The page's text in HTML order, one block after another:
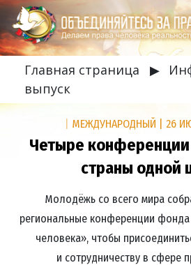
Главная страница ▶
выпуск
МЕЖДУНАРОДНЫЙ 26
Четыре
страны одной
Молодёжь со всего мира
региональные конференции
человека», чтобы
и сотрудничеству в сфере